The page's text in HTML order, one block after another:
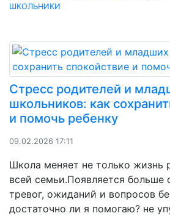
ШКОЛЬНИКИ
Стресс родителей и
школьников: как
и помочь ребенку
09.02.2026 17:11
Школа меняет не только жизнь
всей семьи.Появляется больше
тревог, ожиданий и вопросов
достаточно ли я помогаю? не